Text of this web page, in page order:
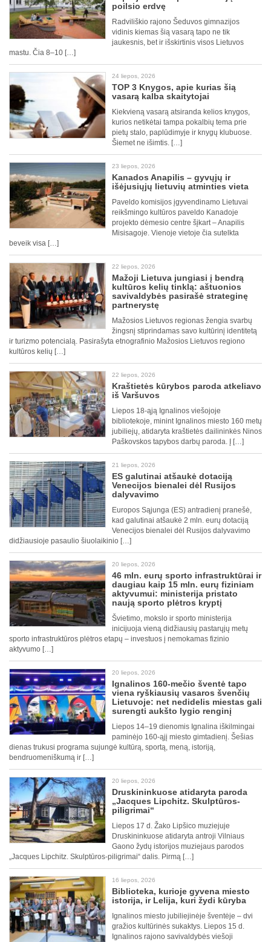
poilsio erdvę
Radviliškio rajono Šeduvos gimnazijos
vidinis kiemas šią vasarą tapo ne tik
jaukesnis, bet ir išskirtinis visos Lietuvos
mastu. Čia 8–10 […]
24 liepos, 2026
TOP 3 Knygos, apie kurias šią
vasarą kalba skaitytojai
Kiekvieną vasarą atsiranda kelios knygos,
kurios netikėtai tampa pokalbių tema prie
pietų stalo, paplūdimyje ir knygų klubuose.
Šiemet ne išimtis. […]
23 liepos, 2026
Kanados Anapilis – gyvųjų ir
išėjusiųjų lietuvių atminties vieta
Paveldo komisijos įgyvendinamo Lietuvai
reikšmingo kultūros paveldo Kanadoje
projekto dėmesio centre šįkart – Anapilis
Misisagoje. Vienoje vietoje čia sutelkta
beveik visa […]
22 liepos, 2026
Mažoji Lietuva jungiasi į bendrą
kultūros kelių tinklą: aštuonios
savivaldybės pasirašė strateginę
partnerystę
Mažosios Lietuvos regionas žengia svarbų
žingsnį stiprindamas savo kultūrinį identitetą
ir turizmo potencialą. Pasirašyta etnografinio Mažosios Lietuvos regiono
kultūros kelių […]
22 liepos, 2026
Kraštietės kūrybos paroda atkeliavo
iš Varšuvos
Liepos 18-ąją Ignalinos viešojoje
bibliotekoje, minint Ignalinos miesto 160 metų
jubiliejų, atidaryta kraštietės dailininkės Ninos
Paškovskos tapybos darbų paroda. Į […]
21 liepos, 2026
ES galutinai atšaukė dotaciją
Venecijos bienalei dėl Rusijos
dalyvavimo
Europos Sąjunga (ES) antradienį pranešė,
kad galutinai atšaukė 2 mln. eurų dotaciją
Venecijos bienalei dėl Rusijos dalyvavimo
didžiausioje pasaulio šiuolaikinio […]
20 liepos, 2026
46 mln. eurų sporto infrastruktūrai ir
daugiau kaip 15 mln. eurų fiziniam
aktyvumui: ministerija pristato
naują sporto plėtros kryptį
Švietimo, mokslo ir sporto ministerija
inicijuoja vieną didžiausių pastarųjų metų
sporto infrastruktūros plėtros etapų – investuos į nemokamas fizinio
aktyvumo […]
20 liepos, 2026
Ignalinos 160-mečio šventė tapo
viena ryškiausių vasaros švenčių
Lietuvoje: net nedidelis miestas gali
surengti aukšto lygio renginį
Liepos 14–19 dienomis Ignalina iškilmingai
paminėjo 160-ąjį miesto gimtadienį. Šešias
dienas trukusi programa sujungė kultūrą, sportą, meną, istoriją,
bendruomeniškumą ir […]
20 liepos, 2026
Druskininkuose atidaryta paroda
„Jacques Lipchitz. Skulptūros-
piligrimai“
Liepos 17 d. Žako Lipšico muziejuje
Druskininkuose atidaryta antroji Vilniaus
Gaono žydų istorijos muziejaus parodos
„Jacques Lipchitz. Skulptūros-piligrimai“ dalis. Pirmą […]
16 liepos, 2026
Biblioteka, kurioje gyvena miesto
istorija, ir Lelija, kuri žydi kūryba
Ignalinos miesto jubiliejinėje šventėje – dvi
gražios kultūrinės sukaktys. Liepos 15 d.
Ignalinos rajono savivaldybės viešoji